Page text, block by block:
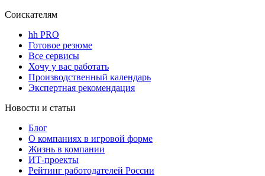
Соискателям
hh PRO
Готовое резюме
Все сервисы
Хочу у вас работать
Производственный календарь
Экспертная рекомендация
Новости и статьи
Блог
О компаниях в игровой форме
Жизнь в компании
ИТ-проекты
Рейтинг работодателей России